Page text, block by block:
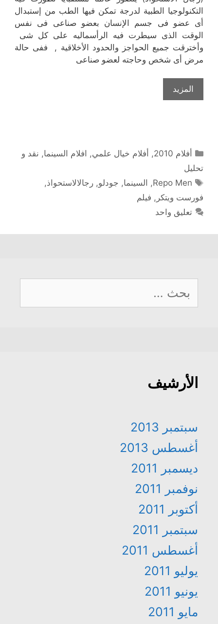
التكنولوجيا الطبية لدرجة تمكن فيها الطب من إستبدال
أى عضو فى جسم الإنسان بعضو صناعى فى نفس
الوقت الذى سيطرت فيه الرأسماليه على كل شى
وأخترقت جميع الحواجز والحدود الأخلاقية , ففى حالة
مرض أى شخص وحاجته لعضو صناعى
المزيد
التصنيفات
أفلام 2010 , أفلام خيال علمي, افلام السينما, نقد و
تحليل
الوسوم
Repo Men
, السينما, جودلو,رجالالاستحواذ,
فورست ويتكر , فيلم
تعليق واحد
عن:
الأرشيف
سبتمبر 2013
أغسطس 2013
ديسمبر 2011
نوفمبر 2011
أكتوبر 2011
سبتمبر 2011
أغسطس 2011
يوليو 2011
يونيو 2011
مايو 2011